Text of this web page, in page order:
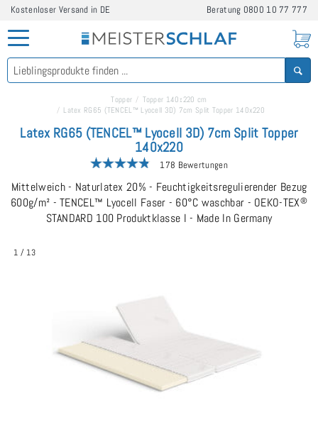
Kostenloser Versand in DE Beratung 0800 10 77 777
Topper
Topper 140x220 cm
Latex RG65 (TENCEL™ Lyocell 3D) 7cm Split Topper 140x220
Latex RG65 (TENCEL™ Lyocell 3D) 7cm Split Topper
140x220
178 Bewertungen
Mittelweich - Naturlatex 20% - Feuchtigkeitsregulierender Bezug
600g/m² - TENCEL™ Lyocell Faser - 60°C waschbar - OEKO-TEX®
STANDARD 100 Produktklasse I - Made In Germany
1 / 13